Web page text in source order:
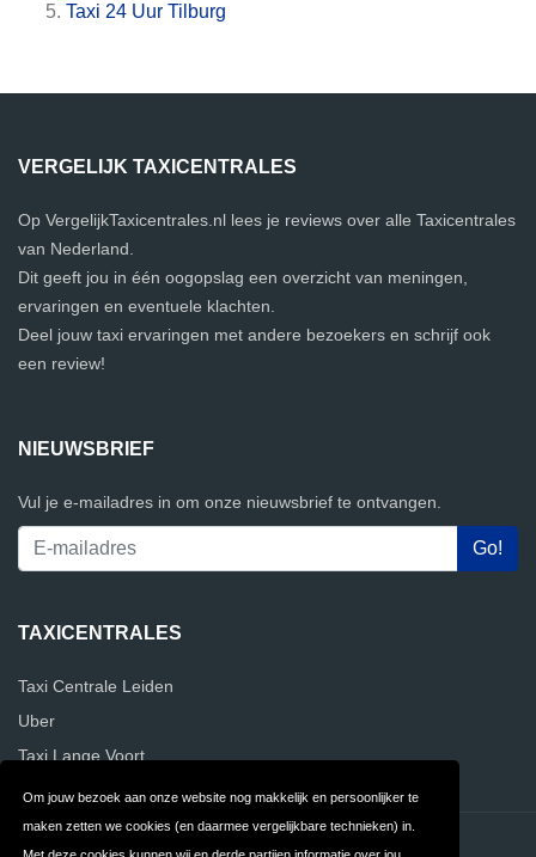
Om jouw bezoek aan onze website nog makkelijk en persoonlijker te
maken zetten we cookies (en daarmee vergelijkbare technieken) in.
Taxi 24 Uur Tilburg
VERGELIJK TAXICENTRALES
Op VergelijkTaxicentrales.nl lees je reviews over alle Taxicentrales
van Nederland.
Dit geeft jou in één oogopslag een overzicht van meningen,
ervaringen en eventuele klachten.
Deel jouw taxi ervaringen met andere bezoekers en schrijf ook
een review!
NIEUWSBRIEF
Vul je e-mailadres in om onze nieuwsbrief te ontvangen.
TAXICENTRALES
Taxi Centrale Leiden
Uber
Taxi Lange Voort
Contact Privacy